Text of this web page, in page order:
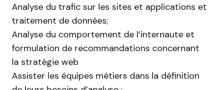
Analyse du trafic sur les sites et applications et
traitement de données;
Analyse du comportement de l’internaute et
formulation de recommandations concernant
la stratégie web
Assister les équipes métiers dans la définition